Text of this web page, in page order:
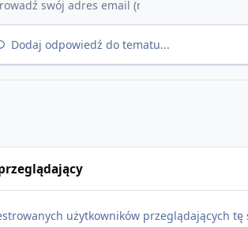
Dodaj odpowiedź do tematu...
użytkowników przeglądających tę